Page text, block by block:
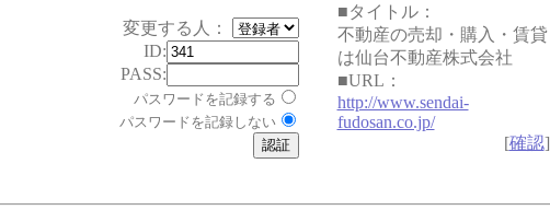
変更する人：
ID:
PASS:
パスワードを記録する
パスワードを記録しない
■タイトル：
不動産の売却・購入・賃貸
は仙台不動産株式会社
■URL：
http://www.sendai-
fudosan.co.jp/
[確認]